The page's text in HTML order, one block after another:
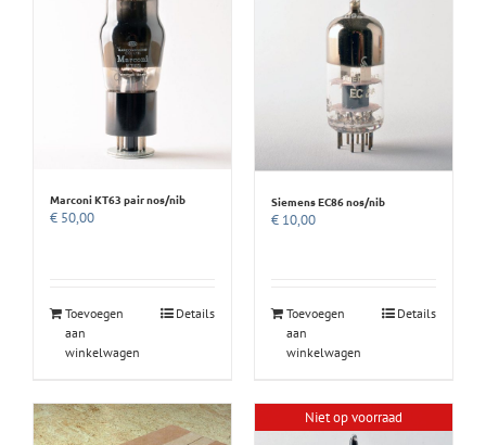
Marconi KT63 pair nos/nib
€ 50,00
Toevoegen
aan
winkelwagen
Details
Siemens EC86 nos/nib
€ 10,00
Toevoegen
aan
winkelwagen
Details
Niet op voorraad